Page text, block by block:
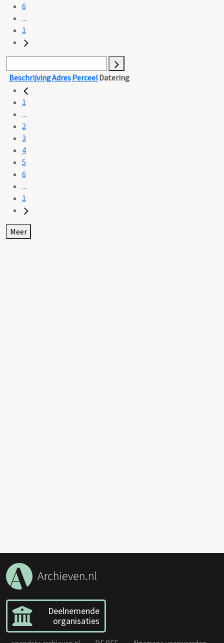
6
...
1
BeschrijvingAdresPerceelDatering
1
...
2
3
4
5
6
...
1
Meer
Deelnemende
organisaties